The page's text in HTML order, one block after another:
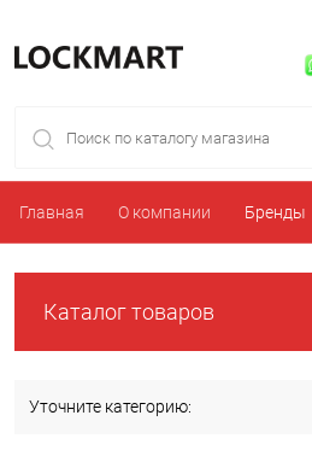
Главная О компании Бренды
Каталог товаров
Уточните категорию: